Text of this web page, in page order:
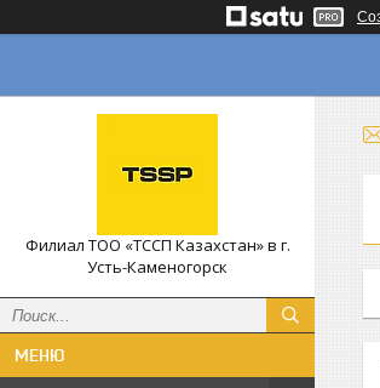
Филиал ТОО «ТССП Казахстан» в г.
Усть-Каменогорск